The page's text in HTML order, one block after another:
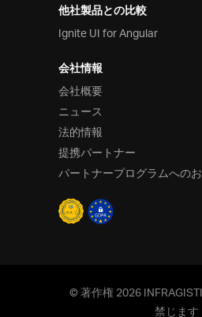
他社製品との比較
Ignite UI for Angular
会社情報
会社概要
ニュース
法的情報
提携パートナー
パートナープログラムへの
© 著作権 2026